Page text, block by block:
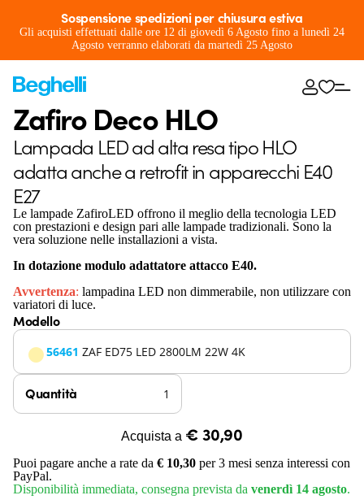
Sospensione spedizioni per chiusura estiva
Gli acquisti effettuati dalle ore 12 di giovedì 6 Agosto fino a lunedì 24
Agosto verranno elaborati da martedì 25 Agosto
Zafiro Deco HLO
Lampada LED ad alta resa tipo HLO
adatta anche a retrofit in apparecchi E40
E27
Le lampade ZafiroLED offrono il meglio della tecnologia LED
con prestazioni e design pari alle lampade tradizionali. Sono la
vera soluzione nelle installazioni a vista.
In dotazione modulo adattatore attacco E40.
Avvertenza: lampadina LED non dimmerabile, non utilizzare con
variatori di luce.
Modello
56461 ZAF ED75 LED 2800LM 22W 4K
Quantità
Acquista a € 30,90
Puoi pagare anche a rate da € 10,30 per 3 mesi senza interessi con
PayPal.
Disponibilità immediata, consegna prevista da venerdì 14 agosto.